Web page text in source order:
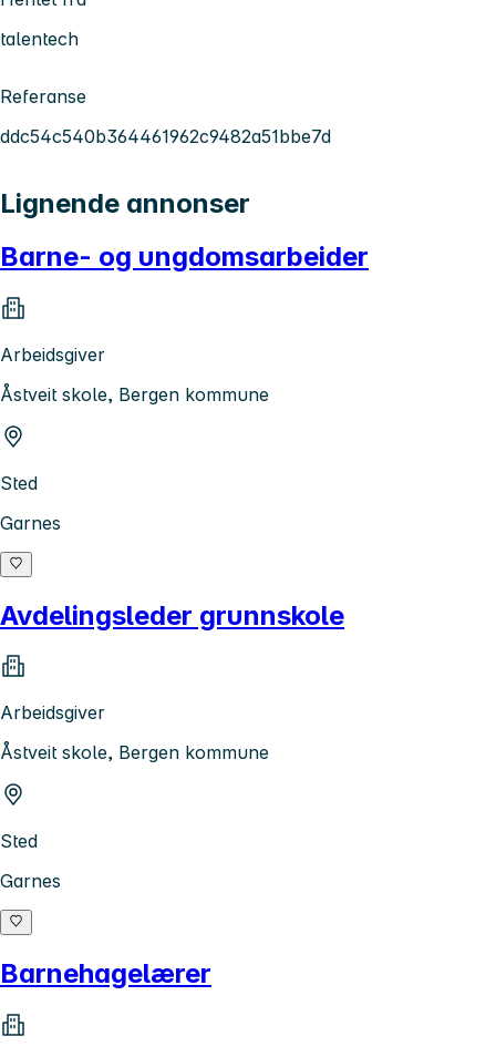
talentech
Referanse
ddc54c540b364461962c9482a51bbe7d
Lignende annonser
Barne- og ungdomsarbeider
Arbeidsgiver
Åstveit skole, Bergen kommune
Sted
Garnes
Avdelingsleder grunnskole
Arbeidsgiver
Åstveit skole, Bergen kommune
Sted
Garnes
Barnehagelærer